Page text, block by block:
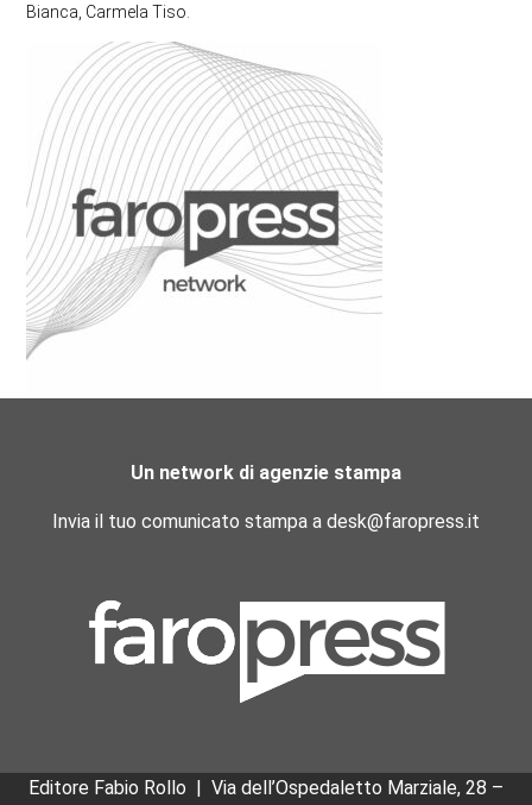
Bianca, Carmela Tiso.
Un network di agenzie stampa
Invia il tuo comunicato stampa a desk@faropress.it
Editore Fabio Rollo | Via dell’Ospedaletto Marziale, 28 –